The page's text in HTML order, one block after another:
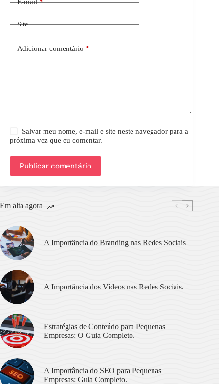
E-mail*
Site
Adicionar comentário *
Salvar meu nome, e-mail e site neste navegador para a
próxima vez que eu comentar.
Publicar comentário
Em alta agora
A Importância do Branding nas Redes Sociais
A Importância dos Vídeos nas Redes Sociais.
Estratégias de Conteúdo para Pequenas
Empresas: O Guia Completo.
A Importância do SEO para Pequenas
Empresas: Guia Completo.